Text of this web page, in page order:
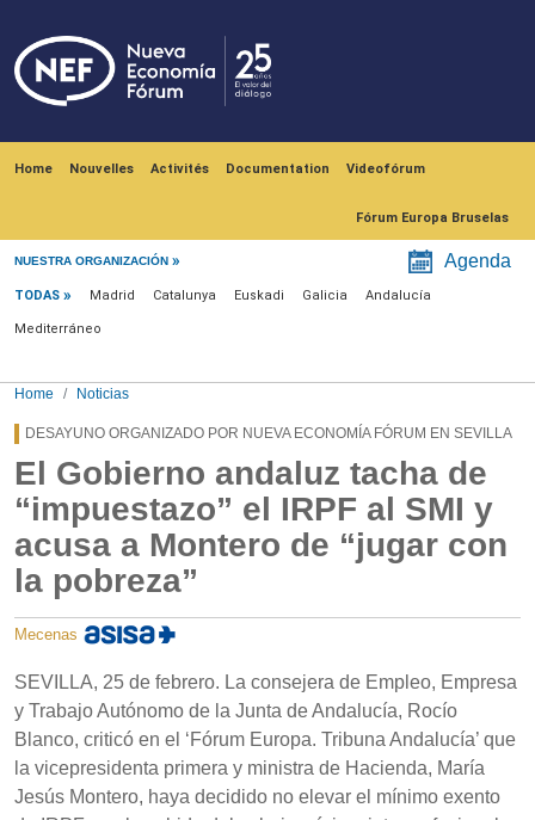
Home Nouvelles Activités Documentation Videofórum
Fórum Europa Bruselas
NUESTRA ORGANIZACIÓN Agenda
Menú noticias
TODAS Madrid Catalunya Euskadi Galicia Andalucía
Mediterráneo
Home Noticias
DESAYUNO ORGANIZADO POR NUEVA ECONOMÍA FÓRUM EN SEVILLA
El Gobierno andaluz tacha de
“impuestazo” el IRPF al SMI y
acusa a Montero de “jugar con
la pobreza”
Mecenas
SEVILLA, 25 de febrero. La consejera de Empleo, Empresa
y Trabajo Autónomo de la Junta de Andalucía, Rocío
Blanco, criticó en el ‘Fórum Europa. Tribuna Andalucía’ que
la vicepresidenta primera y ministra de Hacienda, María
Jesús Montero, haya decidido no elevar el mínimo exento